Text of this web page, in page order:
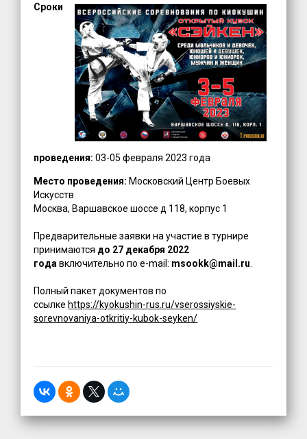
Сроки
проведения: 03-05 февраля 2023 года
Место проведения: Московский Центр Боевых
Искусств
Москва, Варшавское шоссе д 118, корпус 1
Предварительные заявки на участие в турнире
принимаются до 27 декабря 2022
года включительно по e-mail: msookk@mail.ru
Полный пакет документов по
ссылке https://kyokushin-rus.ru/vserossiyskie-
sorevnovaniya-otkritiy-kubok-seyken/